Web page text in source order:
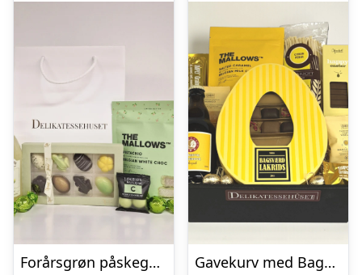
Forårsgrøn påskegave med lemonade, påskeæg og lækkerier
Gavekurv med Bagsværd Lakrids påskeæg